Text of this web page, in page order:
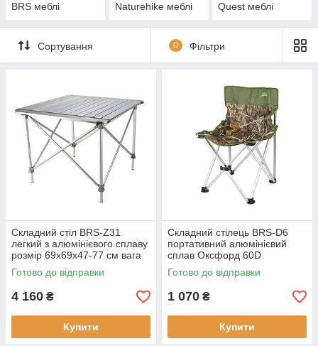
BRS меблі Naturehike меблі Quest меблі
Сортування 0 Фільтри
Складний стіл BRS-Z31
легкий з алюмінієвого сплаву
розмір 69x69x47-77 см вага
4.1 кг максимальне
навантаження 250 кг
Готово до відправки
4 160 ₴
Купити
Складний стілець BRS-D6
портативний алюмінієвий
сплав Оксфорд 60D
максимальне навантаження
130 кг вага 1.3 кг
Готово до відправки
1 070 ₴
Купити